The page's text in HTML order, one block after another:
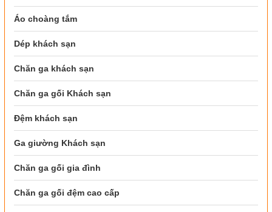
Áo choàng tắm
Dép khách sạn
Chăn ga khách sạn
Chăn ga gối Khách sạn
Đệm khách sạn
Ga giường Khách sạn
Chăn ga gối gia đình
Chăn ga gối đệm cao cấp